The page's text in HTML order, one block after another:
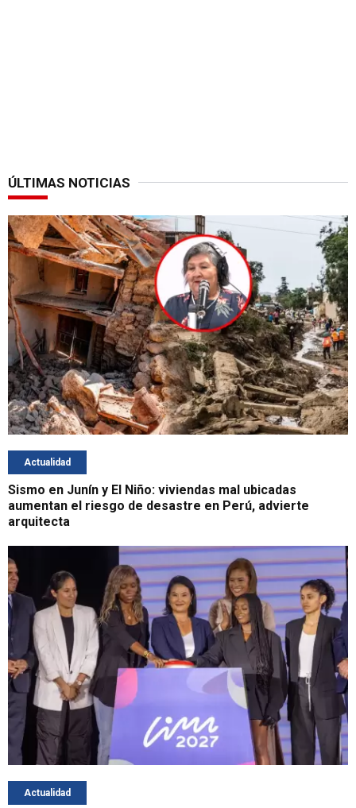
ÚLTIMAS NOTICIAS
Actualidad
Sismo en Junín y El Niño: viviendas mal ubicadas
aumentan el riesgo de desastre en Perú, advierte
arquitecta
Actualidad